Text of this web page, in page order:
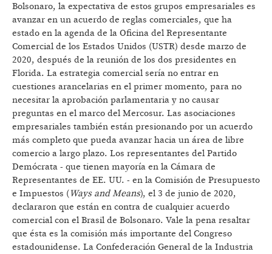
Bolsonaro, la expectativa de estos grupos empresariales es
avanzar en un acuerdo de reglas comerciales, que ha
estado en la agenda de la Oficina del Representante
Comercial de los Estados Unidos (USTR) desde marzo de
2020, después de la reunión de los dos presidentes en
Florida. La estrategia comercial sería no entrar en
cuestiones arancelarias en el primer momento, para no
necesitar la aprobación parlamentaria y no causar
preguntas en el marco del Mercosur. Las asociaciones
empresariales también están presionando por un acuerdo
más completo que pueda avanzar hacia un área de libre
comercio a largo plazo. Los representantes del Partido
Demócrata - que tienen mayoría en la Cámara de
Representantes de EE. UU. - en la Comisión de Presupuesto
e Impuestos (Ways and Means), el 3 de junio de 2020,
declararon que están en contra de cualquier acuerdo
comercial con el Brasil de Bolsonaro. Vale la pena resaltar
que ésta es la comisión más importante del Congreso
estadounidense. La Confederación General de la Industria